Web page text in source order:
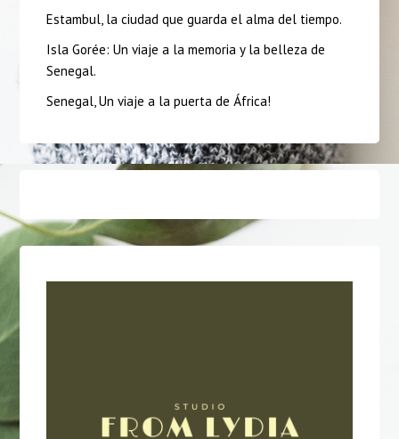
Estambul, la ciudad que guarda el alma del tiempo.
Isla Gorée: Un viaje a la memoria y la belleza de
Senegal.
Senegal, Un viaje a la puerta de África!